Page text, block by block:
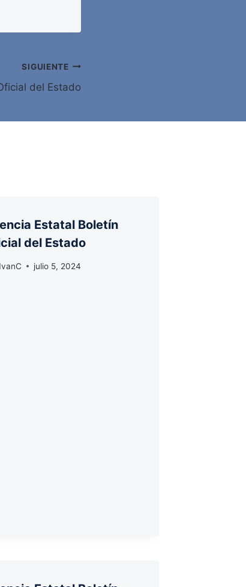
SIGUIENTE
del Estado
Estatal Boletín
del Estado
IvanC julio 5, 2024